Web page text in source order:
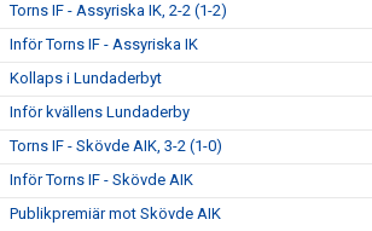
Torns IF - Assyriska IK, 2-2 (1-2)
Inför Torns IF - Assyriska IK
Kollaps i Lundaderbyt
Inför kvällens Lundaderby
Torns IF - Skövde AIK, 3-2 (1-0)
Inför Torns IF - Skövde AIK
Publikpremiär mot Skövde AIK